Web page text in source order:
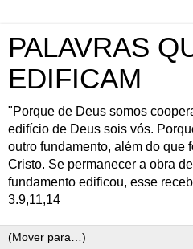
PALAVRAS
EDIFICAM
"Porque de Deus somos
edifício de Deus sois vós.
outro fundamento, além do que
Cristo. Se permanecer a obra
fundamento edificou, esse
3.9,11,14